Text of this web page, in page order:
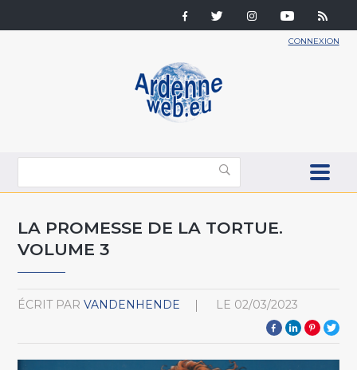
CONNEXION
LA PROMESSE DE LA TORTUE.
VOLUME 3
ÉCRIT PAR VANDENHENDE LE 02/03/2023